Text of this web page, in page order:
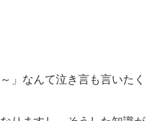
」なんて泣き言も言いた